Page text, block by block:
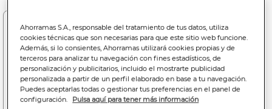
Ahorramas S.A., responsable del tratamiento de tus datos, utiliza
cookies técnicas que son necesarias para que este sitio web funcione.
Además, si lo consientes, Ahorramas utilizará cookies propias y de
terceros para analizar tu navegación con fines estadísticos, de
personalización y publicitarios, incluido el mostrarte publicidad
personalizada a partir de un perfil elaborado en base a tu navegación.
Puedes aceptarlas todas o gestionar tus preferencias en el panel de
configuración. Pulsa aquí para tener más información